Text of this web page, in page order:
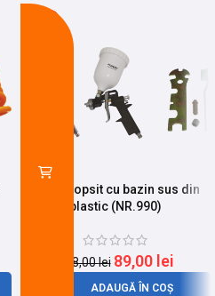
Pistol vopsit cu bazin sus din
plastic (NR.990)
118,00lei 89,00 lei
ADAUGĂ ÎN COȘ